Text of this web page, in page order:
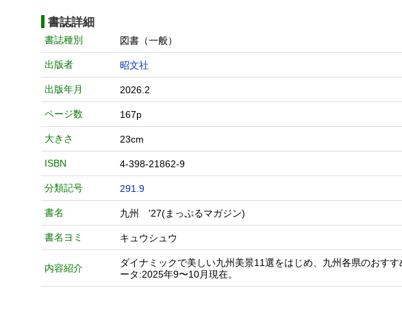
書誌詳細
書誌種別 図書（一般）
出版者 昭文社
出版年月 2026.2
ページ数 167p
大きさ 23cm
ISBN 4-398-21862-9
分類記号 291.9
書名 九州 '27(まっぷるマガジン)
書名ヨミ キュウシュウ
内容紹介
ダイナミックで美しい九州美景11選をはじめ、九州各県のおす
ータ:2025年9〜10月現在。